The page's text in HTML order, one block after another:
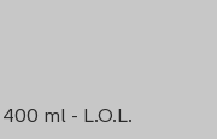
ml - L.O.L.